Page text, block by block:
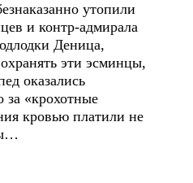
утопили
и контр-адмирала
Деница,
эти эсминцы,
оказались
«крохотные
кровью платили не